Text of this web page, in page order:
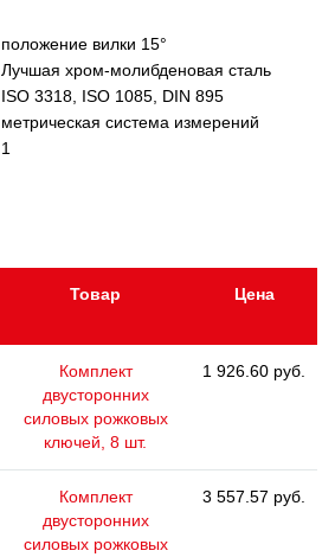
положение вилки 15°
Лучшая хром-молибденовая сталь
ISO 3318, ISO 1085, DIN 895
метрическая система измерений
1
Товар Цена
Комплект
двусторонних
силовых рожковых
ключей, 8 шт.
1 926.60 руб.
Комплект
двусторонних
силовых рожковых
3 557.57 руб.